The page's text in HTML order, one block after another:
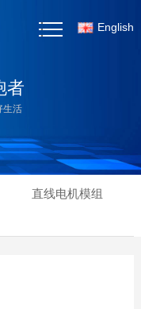
English
者
生活
直线电机模组